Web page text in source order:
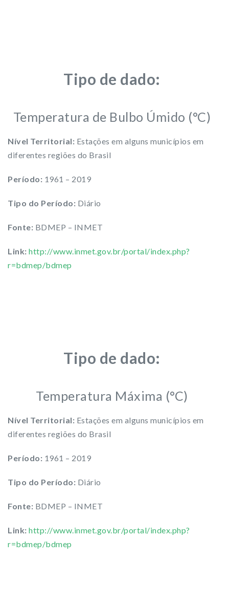
Tipo de dado:
Temperatura de Bulbo Úmido (°C)
Nível Territorial: Estações em alguns municípios em
diferentes regiões do Brasil
Período: 1961 – 2019
Tipo do Período: Diário
Fonte: BDMEP – INMET
Link: http://www.inmet.gov.br/portal/index.php?
r=bdmep/bdmep
Tipo de dado:
Temperatura Máxima (°C)
Nível Territorial: Estações em alguns municípios em
diferentes regiões do Brasil
Período: 1961 – 2019
Tipo do Período: Diário
Fonte: BDMEP – INMET
Link: http://www.inmet.gov.br/portal/index.php?
r=bdmep/bdmep